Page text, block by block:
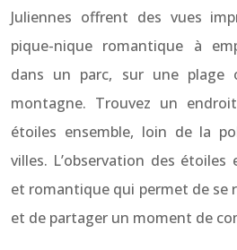
Juliennes offrent des vues
pique-nique romantique à
dans un parc, sur une plage
montagne. Trouvez un
étoiles ensemble, loin de la
villes. L’observation des
et romantique qui permet de se
et de partager un moment de